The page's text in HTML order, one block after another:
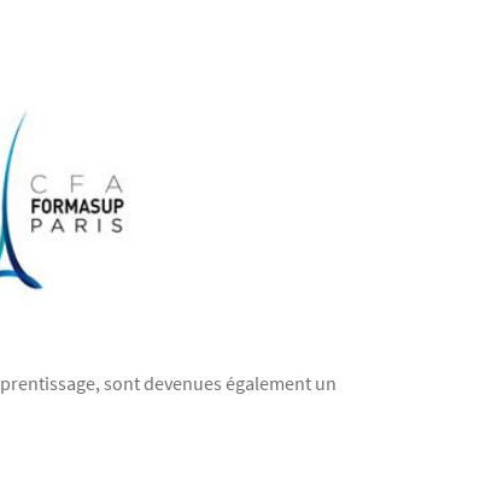
sont devenues également un